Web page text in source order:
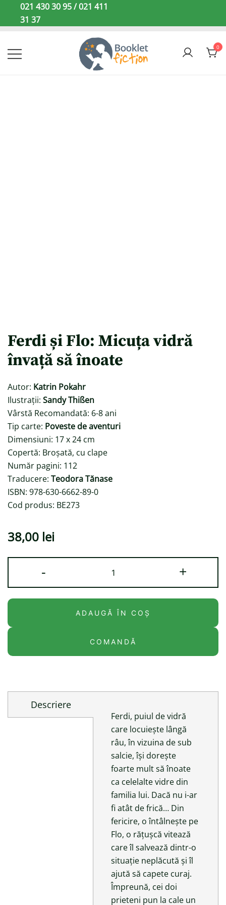
021 430 30 95 / 021 411
31 37
0
Ferdi și Flo: Micuța vidră
învață să înoate
Autor: Katrin Pokahr
Ilustrații: Sandy Thißen
Vârstă Recomandată: 6-8 ani
Tip carte: Poveste de aventuri
Dimensiuni: 17 x 24 cm
Copertă: Broșată, cu clape
Număr pagini: 112
Traducere: Teodora Tănase
ISBN: 978-630-6662-89-0
Cod produs: BE273
38,00 lei
-
Ferdi
și
Micuța
învață
să
+
ADAUGĂ ÎN COȘ
COMANDĂ
Descriere
Ferdi, puiul de vidră
care locuiește lângă
râu, în vizuina de sub
salcie, își dorește
foarte mult să înoate
ca celelalte vidre din
familia lui. Dacă nu i-ar
fi atât de frică… Din
fericire, o întâlnește pe
Flo, o rățușcă vitează
care îl salvează dintr-o
situație neplăcută și îl
ajută să capete curaj.
Împreună, cei doi
prieteni pun la cale un